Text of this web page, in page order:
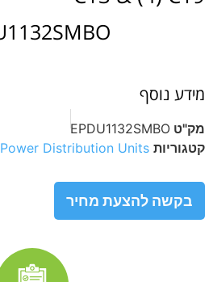
מידע נוסף
מק"ט EPDU1132SMBO
קטגוריות Distribution Units
בקשה להצעת מחיר